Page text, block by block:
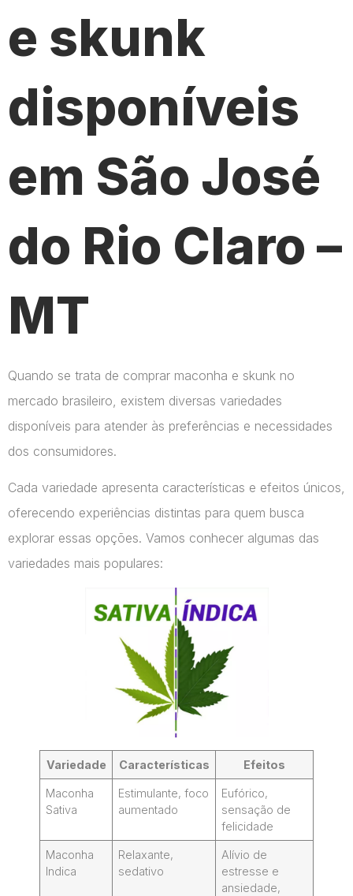
e skunk
disponíveis
em São José
do Rio Claro –
MT
Quando se trata de comprar maconha e skunk no
mercado brasileiro, existem diversas variedades
disponíveis para atender às preferências e necessidades
dos consumidores.
Cada variedade apresenta características e efeitos únicos,
oferecendo experiências distintas para quem busca
explorar essas opções. Vamos conhecer algumas das
variedades mais populares:
Variedade Características Efeitos
Maconha
Sativa
Estimulante, foco
aumentado
Eufórico,
sensação de
felicidade
Maconha
Indica
Relaxante,
sedativo
Alívio de
estresse e
ansiedade,